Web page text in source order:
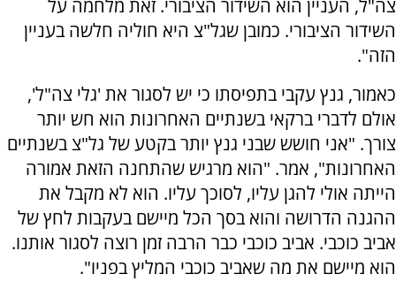
צה"ל, העניין הוא השידור הציבורי. זאת מלחמה על
השידור הציבורי. כמובן שגל"צ היא חוליה חלשה בעניין
הזה".
כאמור, גנץ עקבי בתפיסתו כי יש לסגור את 'גלי צה"ל',
אולם לדברי ברקאי בשנתיים האחרונות הוא חש יותר
צורך. "אני חושש שבני גנץ יותר בקטע של גל"צ בשנתיים
האחרונות", אמר. "הוא מרגיש שהתחנה הזאת אמורה
הייתה אולי להגן עליו, לסוכך עליו. הוא לא מקבל את
ההגנה הדרושה והוא בסך הכל מיישם בעקבות לחץ של
אביב כוכבי. אביב כוכבי כבר הרבה זמן רוצה לסגור אותנו.
הוא מיישם את מה שאביב כוכבי המליץ בפניו".